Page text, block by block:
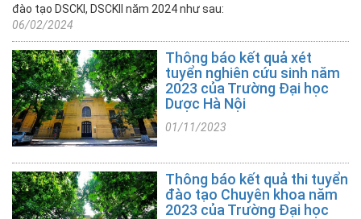
sĩ
+ Tin
xét
tuyển
tiến
sĩ
+ Tin
tuyển
sinh
DSCK
đào tạo DSCKI, DSCKII năm 2024 như sau:
06/02/2024
Thông báo kết quả xét
tuyển nghiên cứu sinh năm
2023 của Trường Đại học
Dược Hà Nội
01/11/2023
Thông báo kết quả thi tuyển
đào tạo Chuyên khoa năm
2023 của Trường Đại học